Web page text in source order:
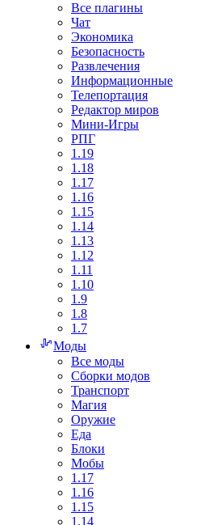
Все плагины
Чат
Экономика
Безопасность
Развлечения
Информационные
Телепортация
Редактор миров
Мини-Игры
РПГ
1.19
1.18
1.17
1.16
1.15
1.14
1.13
1.12
1.11
1.10
1.9
1.8
1.7
Моды
Все моды
Сборки модов
Транспорт
Магия
Оружие
Еда
Блоки
Мобы
1.17
1.16
1.15
1.14